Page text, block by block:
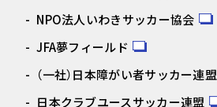
NPO法人いわきサッカー協会
JFA夢フィールド
（一社）日本障がい者サッカー連盟
日本クラブユースサッカー連盟